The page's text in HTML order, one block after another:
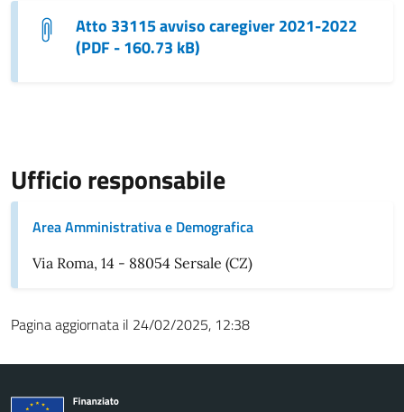
Atto 33115 avviso caregiver 2021-2022
(PDF - 160.73 kB)
Ufficio responsabile
Area Amministrativa e Demografica
Via Roma, 14 - 88054 Sersale (CZ)
Pagina aggiornata il 24/02/2025, 12:38